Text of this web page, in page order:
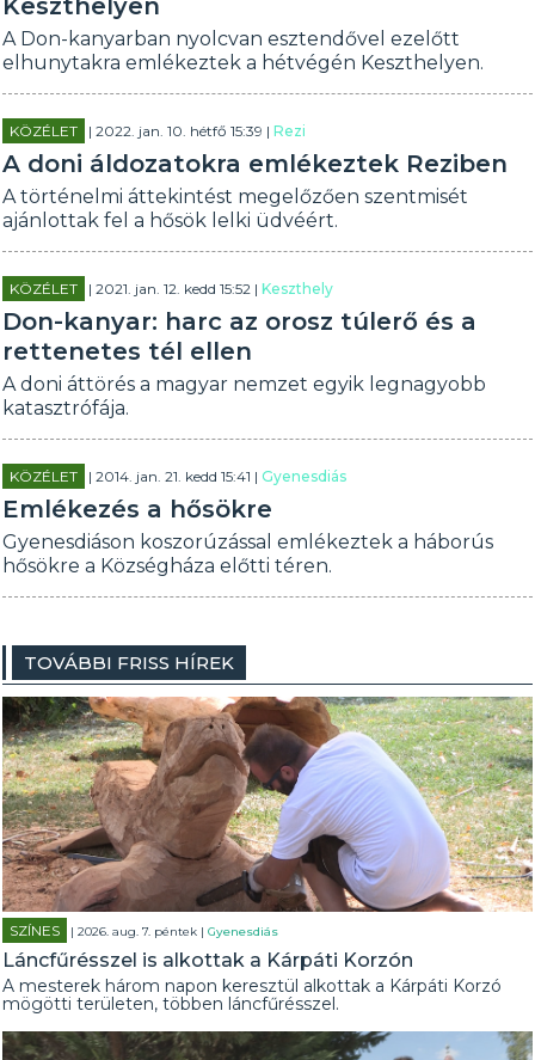
Keszthelyen
A Don-kanyarban nyolcvan esztendővel ezelőtt
elhunytakra emlékeztek a hétvégén Keszthelyen.
KÖZÉLET | 2022. jan. 10. hétfő 15:39 |Rezi
A doni áldozatokra emlékeztek Reziben
A történelmi áttekintést megelőzően szentmisét
ajánlottak fel a hősök lelki üdvéért.
KÖZÉLET | 2021. jan. 12. kedd 15:52 |Keszthely
Don-kanyar: harc az orosz túlerő és a
rettenetes tél ellen
A doni áttörés a magyar nemzet egyik legnagyobb
katasztrófája.
KÖZÉLET | 2014. jan. 21. kedd 15:41 |Gyenesdiás
Emlékezés a hősökre
Gyenesdiáson koszorúzással emlékeztek a háborús
hősökre a Községháza előtti téren.
TOVÁBBI FRISS HÍREK
SZÍNES | 2026. aug. 7. péntek |Gyenesdiás
Láncfűrésszel is alkottak a Kárpáti Korzón
A mesterek három napon keresztül alkottak a Kárpáti Korzó
mögötti területen, többen láncfűrésszel.